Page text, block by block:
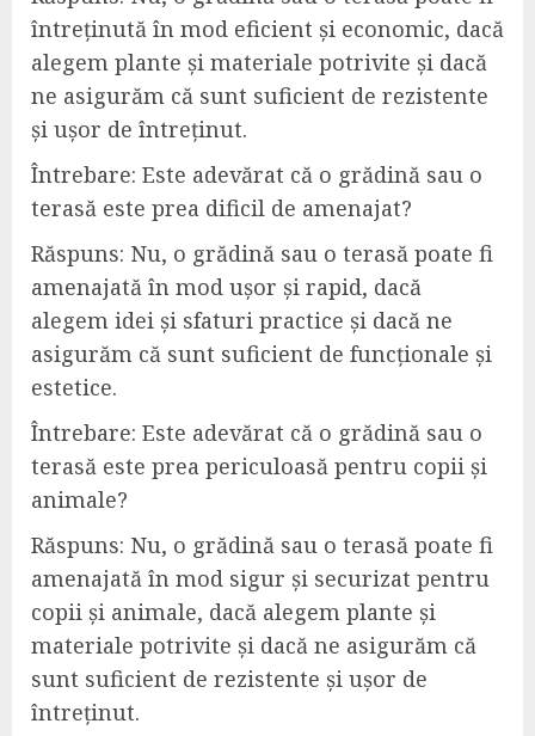
întreținută în mod eficient și economic, dacă
alegem plante și materiale potrivite și dacă
ne asigurăm că sunt suficient de rezistente
și ușor de întreținut.
Întrebare: Este adevărat că o grădină sau o
terasă este prea dificil de amenajat?
Răspuns: Nu, o grădină sau o terasă poate fi
amenajată în mod ușor și rapid, dacă
alegem idei și sfaturi practice și dacă ne
asigurăm că sunt suficient de funcționale și
estetice.
Întrebare: Este adevărat că o grădină sau o
terasă este prea periculoasă pentru copii și
animale?
Răspuns: Nu, o grădină sau o terasă poate fi
amenajată în mod sigur și securizat pentru
copii și animale, dacă alegem plante și
materiale potrivite și dacă ne asigurăm că
sunt suficient de rezistente și ușor de
întreținut.